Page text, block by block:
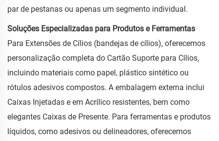
par de pestanas ou apenas um segmento individual.
Soluções Especializadas para Produtos e Ferramentas
Para Extensões de Cílios (bandejas de cílios), oferecemos
personalização completa do Cartão Suporte para Cílios,
incluindo materiais como papel, plástico sintético ou
rótulos adesivos compostos. A embalagem externa inclui
Caixas Injetadas e em Acrílico resistentes, bem como
elegantes Caixas de Presente. Para ferramentas e produtos
líquidos, como adesivos ou delineadores, oferecemos